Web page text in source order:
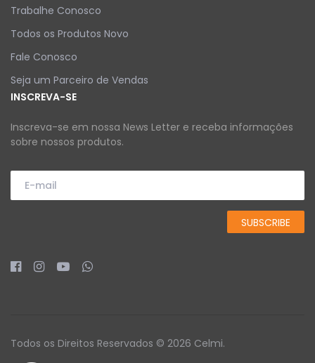
Trabalhe Conosco
Todos os Produtos Novo
Fale Conosco
Seja um Parceiro de Vendas
INSCREVA-SE
Inscreva-se em nossa News Letter e receba informações
sobre nossos produtos.
Todos os Direitos Reservados © 2026 Celmi.